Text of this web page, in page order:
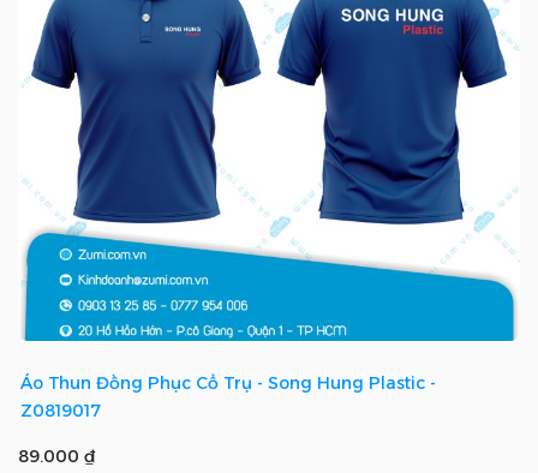
Áo Thun Đồng Phục Cổ Trụ - Song Hung Plastic -
Z0819017
89.000 ₫